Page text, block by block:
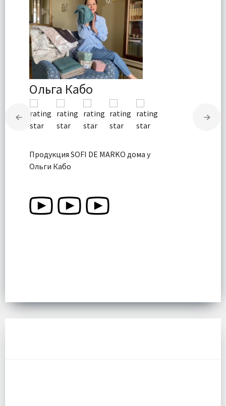
Ольга Кабо
Продукция SOFI DE MARKO дома у
Ольги Кабо